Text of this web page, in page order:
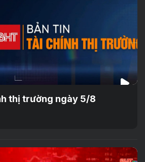
thị trường ngày 5/8